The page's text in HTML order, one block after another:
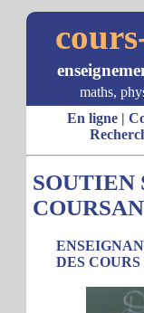
maths,
En ligne|
SOUTIEN
DES